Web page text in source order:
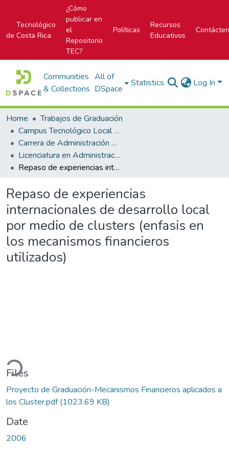
Tecnológico
de Costa Rica
¿Cómo
publicar en
el
Repositorio
TEC?
Políticas
Recursos
Educativos
Communities
& Collections
All of
DSpace
Statistics Log In
Home
Trabajos de Graduación
Campus Tecnológico Local San Carlos
Carrera de Administración de Empresas
Licenciatura en Administración de Empresas
Repaso de experiencias internacionales de desarrollo local por medio de clusters (enfasis en los mecanismos financieros utilizados)
Repaso de experiencias
internacionales de desarrollo local
por medio de clusters (enfasis en
los mecanismos financieros
utilizados)
Files
Proyecto de Graduación-Mecanismos Financieros aplicados a
los Cluster.pdf(1023.69 KB)
Date
2006